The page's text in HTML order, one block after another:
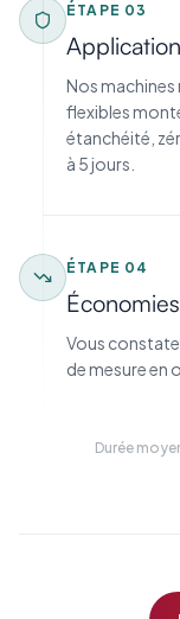
ÉTAPE 03
Nos machines
flexibles
étanchéité,
à 5 jours.
ÉTAPE 04
Vous
de mesure en
Durée